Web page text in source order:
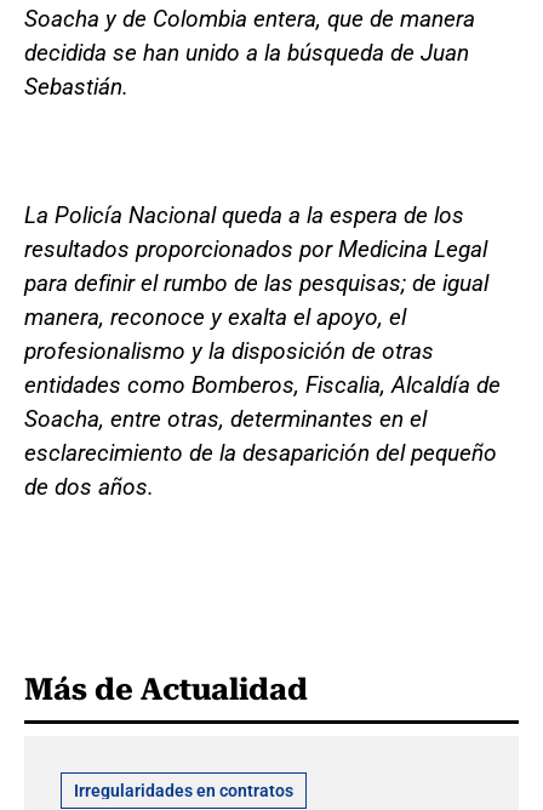
Soacha y de Colombia entera, que de manera
decidida se han unido a la búsqueda de Juan
Sebastián.
La Policía Nacional queda a la espera de los
resultados proporcionados por Medicina Legal
para definir el rumbo de las pesquisas; de igual
manera, reconoce y exalta el apoyo, el
profesionalismo y la disposición de otras
entidades como Bomberos, Fiscalia, Alcaldía de
Soacha, entre otras, determinantes en el
esclarecimiento de la desaparición del pequeño
de dos años.
Más de Actualidad
Irregularidades en contratos